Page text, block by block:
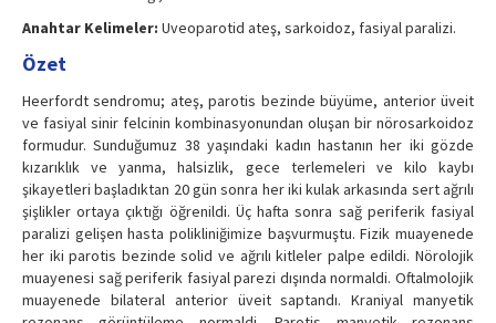
Anahtar Kelimeler: Uveoparotid ateş, sarkoidoz, fasiyal paralizi.
Özet
Heerfordt sendromu; ateş, parotis bezinde büyüme, anterior üveit
ve fasiyal sinir felcinin kombinasyonundan oluşan bir nörosarkoidoz
formudur. Sunduğumuz 38 yaşındaki kadın hastanın her iki gözde
kızarıklık ve yanma, halsizlik, gece terlemeleri ve kilo kaybı
şikayetleri başladıktan 20 gün sonra her iki kulak arkasında sert ağrılı
şişlikler ortaya çıktığı öğrenildi. Üç hafta sonra sağ periferik fasiyal
paralizi gelişen hasta polikliniğimize başvurmuştu. Fizik muayenede
her iki parotis bezinde solid ve ağrılı kitleler palpe edildi. Nörolojik
muayenesi sağ periferik fasiyal parezi dışında normaldi. Oftalmolojik
muayenede bilateral anterior üveit saptandı. Kraniyal manyetik